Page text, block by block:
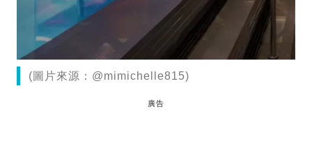
(圖片來源：@mimichelle815)
廣告